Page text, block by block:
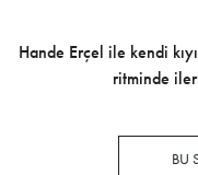
Hande Erçel ile kendi
ritminde
BU